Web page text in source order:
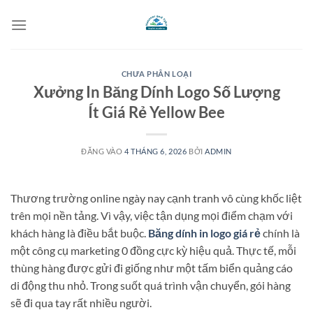
qua
CHƯA PHÂN LOẠI
Xưởng In Băng Dính Logo Số Lượng
Ít Giá Rẻ Yellow Bee
ĐĂNG VÀO 4 THÁNG 6, 2026 BỞI ADMIN
Thương trường online ngày nay cạnh tranh vô cùng khốc liệt
trên mọi nền tảng. Vì vậy, việc tận dụng mọi điểm chạm với
khách hàng là điều bắt buộc. Băng dính in logo giá rẻchính là
một công cụ marketing 0 đồng cực kỳ hiệu quả. Thực tế, mỗi
thùng hàng được gửi đi giống như một tấm biển quảng cáo
di động thu nhỏ. Trong suốt quá trình vận chuyển, gói hàng
sẽ đi qua tay rất nhiều người.